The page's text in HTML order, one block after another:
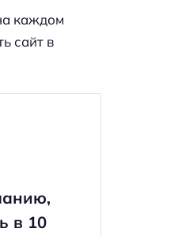
каждом
сайт в
в 10